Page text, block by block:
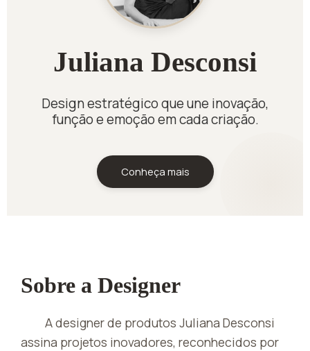
Juliana Desconsi
Design estratégico que une inovação,
função e emoção em cada criação.
Conheça mais
Sobre a Designer
A designer de produtos Juliana Desconsi
assina projetos inovadores, reconhecidos por